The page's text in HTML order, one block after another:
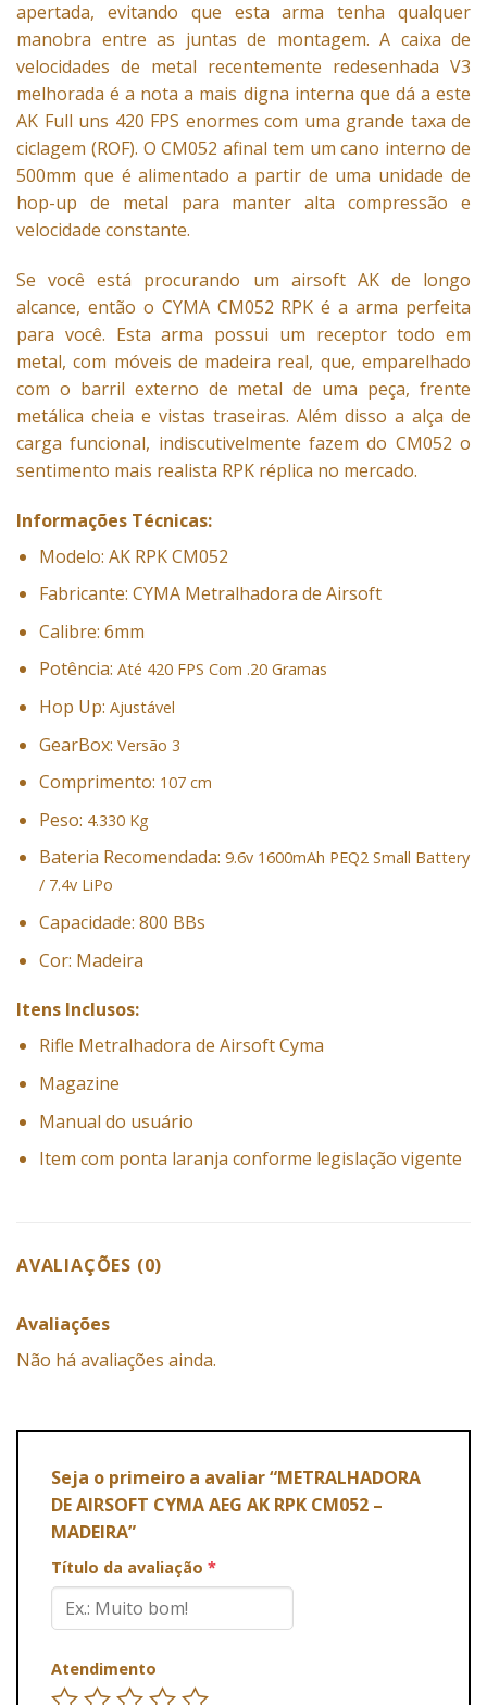
apertada, evitando que esta arma tenha qualquer
manobra entre as juntas de montagem. A caixa de
velocidades de metal recentemente redesenhada V3
melhorada é a nota a mais digna interna que dá a este
AK Full uns 420 FPS enormes com uma grande taxa de
ciclagem (ROF). O CM052 afinal tem um cano interno de
500mm que é alimentado a partir de uma unidade de
hop-up de metal para manter alta compressão e
velocidade constante.
Se você está procurando um airsoftAK de longo
alcance, então o CYMA CM052 RPK é a arma perfeita
para você. Esta arma possui um receptor todo em
metal, com móveis de madeira real, que, emparelhado
com o barril externo de metal de uma peça, frente
metálica cheia e vistas traseiras. Além disso a alça de
carga funcional, indiscutivelmente fazem do CM052 o
sentimento mais realista RPK réplica no mercado.
Informações Técnicas:
Modelo: AK RPK CM052
Fabricante: CYMA Metralhadora de Airsoft
Calibre: 6mm
Potência: Até 420 FPS Com .20 Gramas
Hop Up: Ajustável
GearBox: Versão 3
Comprimento: 107 cm
Peso: 4.330 Kg
Bateria Recomendada: 9.6v 1600mAh PEQ2 Small Battery
/ 7.4v LiPo
Capacidade: 800 BBs
Cor: Madeira
Itens Inclusos:
Rifle Metralhadora de Airsoft Cyma
Magazine
Manual do usuário
Item com ponta laranja conforme legislação vigente
AVALIAÇÕES (0)
Avaliações
Não há avaliações ainda.
Seja o primeiro a avaliar “METRALHADORA
DE AIRSOFT CYMA AEG AK RPK CM052 –
MADEIRA”
Título da avaliação *
Atendimento